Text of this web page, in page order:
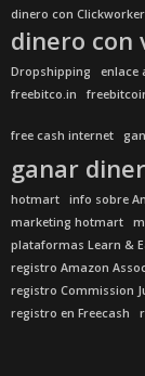
dinero con Clickworker
dinero con
Dropshipping
enlace
freebitco.in
free cash internet
ganar
hotmart
info sobre
marketing hotmart
plataformas Learn &
registro Amazon
registro Commission
registro en Freecash